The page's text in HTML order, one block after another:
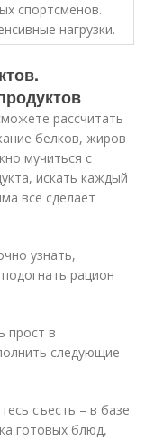
спортсменов.
нагрузки.
рассчитать
белков, жиров
мучиться с
искать каждый
все сделает
узнать,
рацион
прост в
следующие
съесть – в базе
готовых блюд,